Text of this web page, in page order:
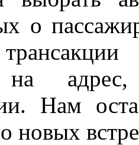
о
на
Нам
новых